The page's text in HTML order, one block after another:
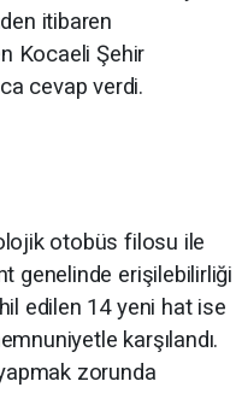
itibaren
Kocaeli Şehir
cevap verdi.
otobüs filosu ile
genelinde erişilebilirliği
edilen 14 yeni hat ise
karşılandı.
zorunda